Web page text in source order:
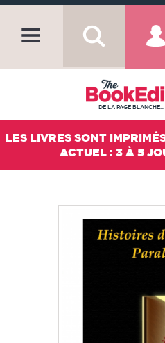
DE LA PAGE
LES LIVRES SONT
ACTUEL : 3 À 5